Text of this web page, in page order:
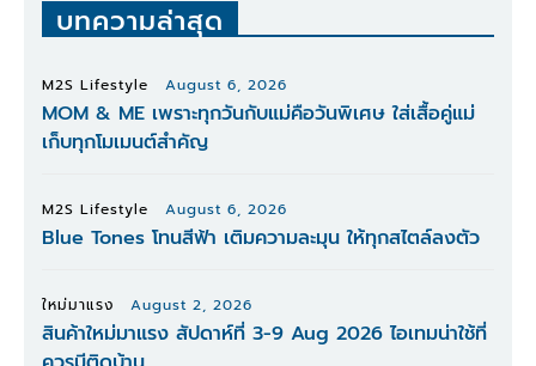
บทความล่าสุด
M2S Lifestyle August 6, 2026
MOM & ME เพราะทุกวันกับแม่คือวันพิเศษ ใส่เสื้อคู่แม่
เก็บทุกโมเมนต์สำคัญ
M2S Lifestyle August 6, 2026
Blue Tones โทนสีฟ้า เติมความละมุน ให้ทุกสไตล์ลงตัว
ใหม่มาแรง August 2, 2026
สินค้าใหม่มาแรง สัปดาห์ที่ 3-9 Aug 2026 ไอเทมน่าใช้ที่